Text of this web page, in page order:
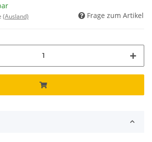
(Ausland) Frage zum Artikel